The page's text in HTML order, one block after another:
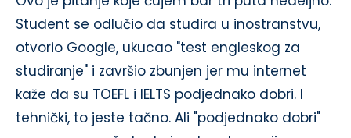
Student se odlučio da studira u inostranstvu,
otvorio Google, ukucao "test engleskog za
studiranje" i završio zbunjen jer mu internet
kaže da su TOEFL i IELTS podjednako dobri. I
tehnički, to jeste tačno. Ali "podjednako dobri"